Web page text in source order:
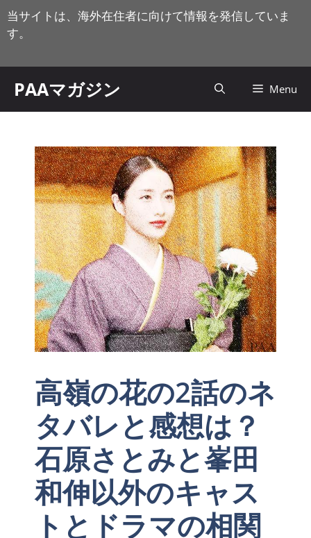
コ
ン
テ
ス
当サイトは、海外在住者に向けて情報を発信していま
す。
PAAマガジン Menu
高嶺の花の2話のネ
タバレと感想は？
石原さとみと峯田
和伸以外のキャス
トとドラマの相関